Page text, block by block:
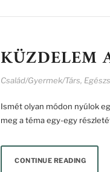
KÜZDELEM
Család/Gyermek/Társ,
Ismét olyan módon nyúlok
meg a téma egy-egy
CONTINUE READING